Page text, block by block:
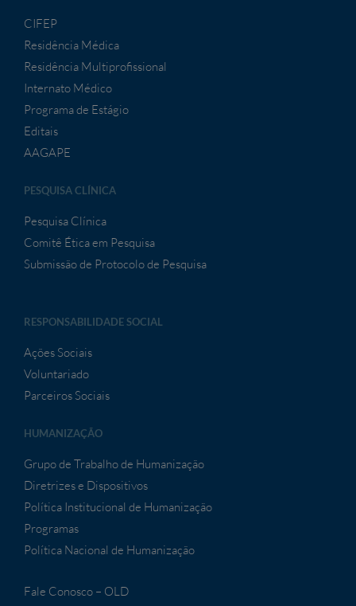
CIFEP
Residência Médica
Residência Multiprofissional
Internato Médico
Programa de Estágio
Editais
AAGAPE
PESQUISA CLÍNICA
Pesquisa Clínica
Comitê Ética em Pesquisa
Submissão de Protocolo de Pesquisa
RESPONSABILIDADE SOCIAL
Ações Sociais
Voluntariado
Parceiros Sociais
HUMANIZAÇÃO
Grupo de Trabalho de Humanização
Diretrizes e Dispositivos
Política Institucional de Humanização
Programas
Política Nacional de Humanização
Fale Conosco – OLD